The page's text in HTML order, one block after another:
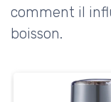
comment il
boisson.